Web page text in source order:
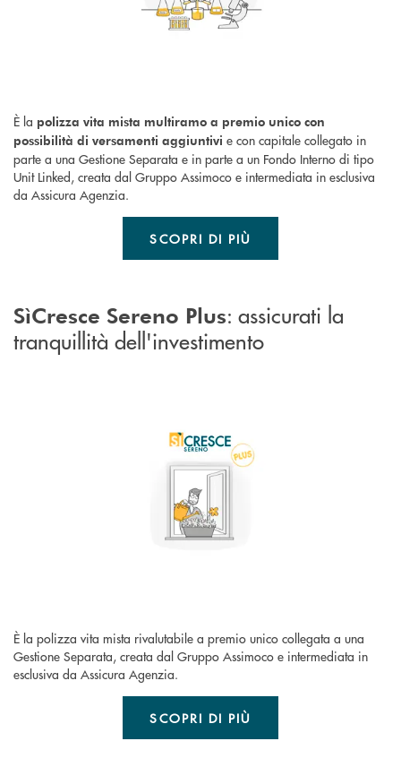
È la polizza vita mista multiramo a premio unico con
possibilità di versamenti aggiuntivi e con capitale collegato in
parte a una Gestione Separata e in parte a un Fondo Interno di tipo
Unit Linked, creata dal Gruppo Assimoco e intermediata in esclusiva
da Assicura Agenzia.
SCOPRI DI PIÙ
SìCresce Sereno Plus: assicurati la
tranquillità dell'investimento
È la polizza vita mista rivalutabile a premio unico collegata a una
Gestione Separata, creata dal Gruppo Assimoco e intermediata in
esclusiva da Assicura Agenzia.
SCOPRI DI PIÙ